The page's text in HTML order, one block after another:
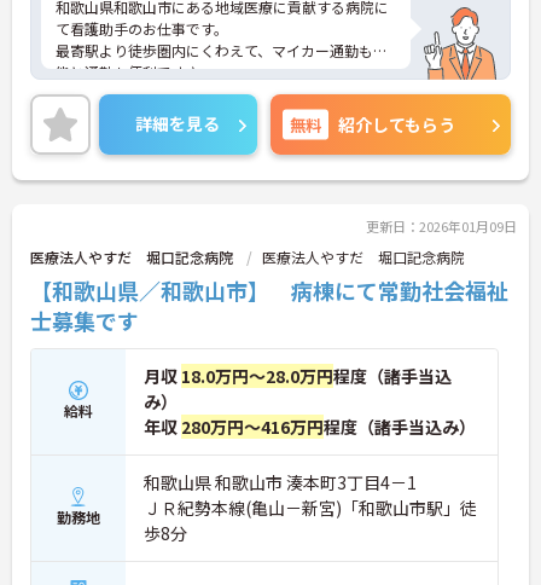
和歌山県和歌山市にある地域医療に貢献する病院に
て看護助手のお仕事です。
最寄駅より徒歩圏内にくわえて、マイカー通勤も可
能と通勤も便利です♪
ご興味ある方には、面接対策ポイントなど、さらに
詳細をお話しいたしますのでお気軽にご相談くださ
い。
詳細を見る 無料 紹介してもらう
更新日：2026年01月09日
医療法人やすだ 堀口記念病院 医療法人やすだ 堀口記念病院
【和歌山県／和歌山市】 病棟にて常勤社会福祉
士募集です
給料
月収 18.0万円～28.0万円程度（諸手当込
み）
年収 280万円～416万円程度（諸手当込み）
勤務地
和歌山県 和歌山市 湊本町3丁目4－1
ＪＲ紀勢本線(亀山－新宮)「和歌山市駅」徒
歩8分